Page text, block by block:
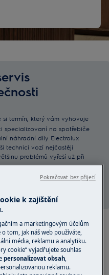
termín, který vám vyhovuje
specializovaní na spotřebiče
náhradní díly Electrolux
technici vozí nejčastěji
problémů vyřeší už při
spotřebiče Electrolux ve
takže dokáží váš
co nejrychleji.
služby
k zajištění
a marketingovým účelům
tom, jak náš web používáte,
média, reklamu a analytiku.
cookie“ vyjadřujete souhlas
personalizovat obsah,
reklamu.
Pokračovat bez přijetí